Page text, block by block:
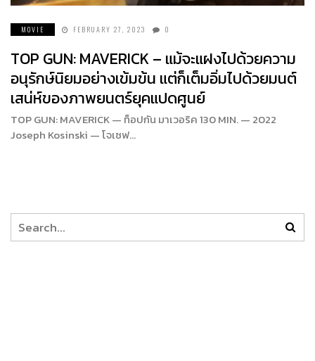
MOVIE FEBRUARY 27, 2023 0
TOP GUN: MAVERICK – แม้จะแฝงไปด้วยความ
อนุรักษ์นิยมอย่างเข้มข้น แต่ก็เต็มอิ่มไปด้วยมนต์
เสน่ห์ของภาพยนตร์ยุคแปดศูนย์
TOP GUN: MAVERICK — ท็อปกัน มาเวอริค 130 MIN. — 2022
Joseph Kosinski — โจเซฟ…